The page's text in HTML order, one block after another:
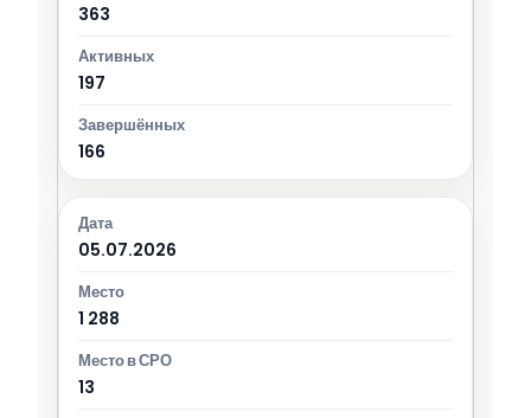
363
197
166
05.07.2026
1 288
13